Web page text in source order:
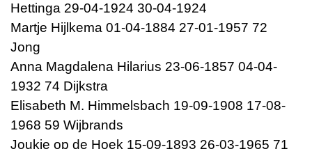
Hettinga 29-04-1924 30-04-1924
Martje Hijlkema 01-04-1884 27-01-1957 72
Jong
Anna Magdalena Hilarius 23-06-1857 04-04-
1932 74 Dijkstra
Elisabeth M. Himmelsbach 19-09-1908 17-08-
1968 59 Wijbrands
Joukje op de Hoek 15-09-1893 26-03-1965 71